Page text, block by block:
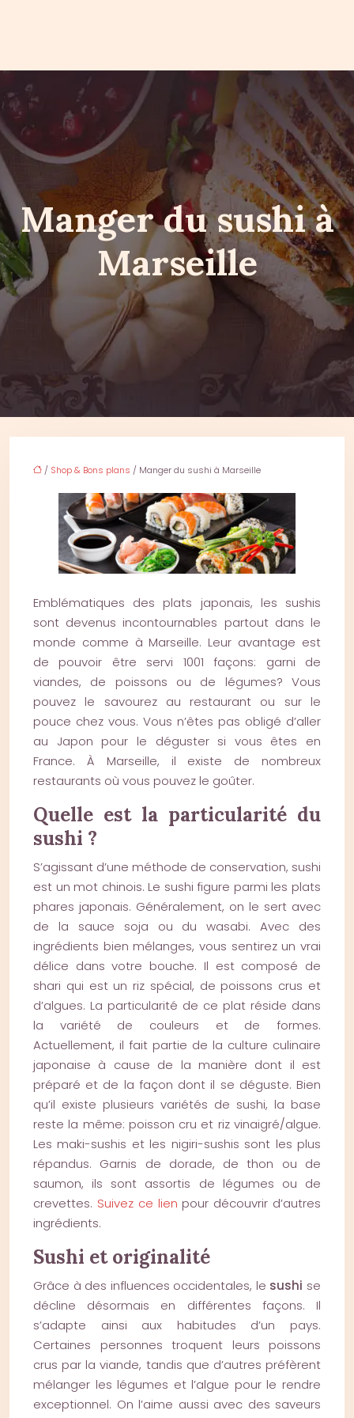
Manger du sushi à
Marseille
/ Shop & Bons plans / Manger du sushi à Marseille
Emblématiques des plats japonais, les sushis
sont devenus incontournables partout dans le
monde comme à Marseille. Leur avantage est
de pouvoir être servi 1001 façons: garni de
viandes, de poissons ou de légumes? Vous
pouvez le savourez au restaurant ou sur le
pouce chez vous. Vous n’êtes pas obligé d’aller
au Japon pour le déguster si vous êtes en
France. À Marseille, il existe de nombreux
restaurants où vous pouvez le goûter.
Quelle est la particularité du
sushi ?
S’agissant d’une méthode de conservation, sushi
est un mot chinois. Le sushi figure parmi les plats
phares japonais. Généralement, on le sert avec
de la sauce soja ou du wasabi. Avec des
ingrédients bien mélanges, vous sentirez un vrai
délice dans votre bouche. Il est composé de
shari qui est un riz spécial, de poissons crus et
d’algues. La particularité de ce plat réside dans
la variété de couleurs et de formes.
Actuellement, il fait partie de la culture culinaire
japonaise à cause de la manière dont il est
préparé et de la façon dont il se déguste. Bien
qu’il existe plusieurs variétés de sushi, la base
reste la même: poisson cru et riz vinaigré/algue.
Les maki-sushis et les nigiri-sushis sont les plus
répandus. Garnis de dorade, de thon ou de
saumon, ils sont assortis de légumes ou de
crevettes. Suivez ce lien pour découvrir d’autres
ingrédients.
Sushi et originalité
Grâce à des influences occidentales, le sushi se
décline désormais en différentes façons. Il
s’adapte ainsi aux habitudes d’un pays.
Certaines personnes troquent leurs poissons
crus par la viande, tandis que d’autres préfèrent
mélanger les légumes et l’algue pour le rendre
exceptionnel. On l’aime aussi avec des saveurs